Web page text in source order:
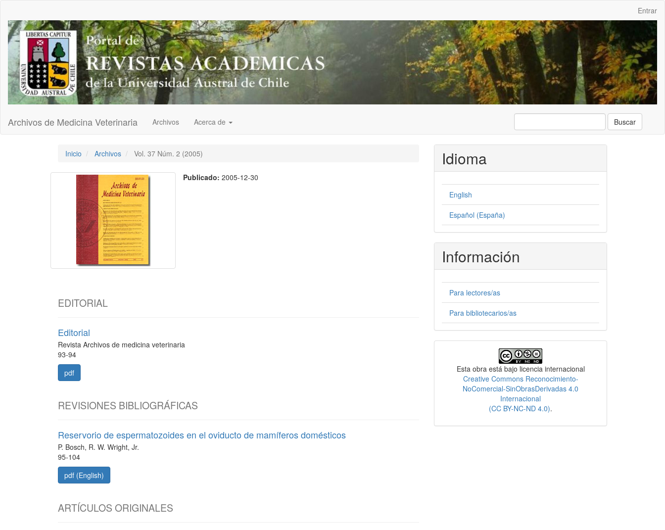
Contenido
principal
Barra
lateral
Entrar
Archivos de Medicina Veterinaria Archivos Acerca de Buscar
Inicio Archivos Vol. 37 Núm. 2 (2005)
Publicado:2005-12-30
EDITORIAL
Editorial
Revista Archivos de medicina veterinaria
93-94
pdf
REVISIONES BIBLIOGRÁFICAS
Reservorio de espermatozoides en el oviducto de mamíferos domésticos
P. Bosch, R. W. Wright, Jr.
95-104
pdf (English)
ARTÍCULOS ORIGINALES
Idioma
English
Español (España)
Información
Para lectores/as
Para bibliotecarios/as
Esta obra está bajo licencia internacional
Creative Commons Reconocimiento-
NoComercial-SinObrasDerivadas 4.0
Internacional
(CC BY-NC-ND 4.0).